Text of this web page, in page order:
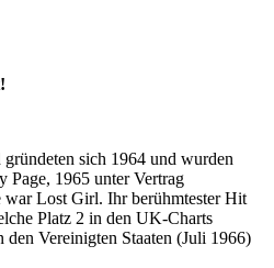
gründeten sich 1964 und wurden
Page, 1965 unter Vertrag
war Lost Girl. Ihr berühmtester Hit
Platz 2 in den UK-Charts
Vereinigten Staaten (Juli 1966)